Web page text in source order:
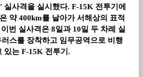
사격을 실시했다. F-15K 전투기에
약 400km를 날아가 서해상의 표적
번 실사격은 8일과 10일 두 차례 실
스를 장착하고 임무공역으로 비행
있는 F-15K 전투기.